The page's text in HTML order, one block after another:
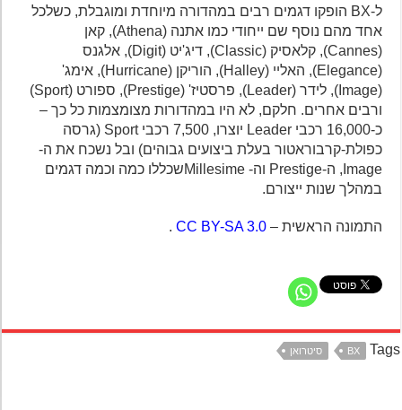
ל-BX הופקו דגמים רבים במהדורה מיוחדת ומוגבלת, כשלכל
אחד מהם נוסף שם ייחודי כמו אתנה (Athena), קאן
(Cannes), קלאסיק (Classic), דיג'יט (Digit), אלגנס
(Elegance), האליי (Halley), הוריקן (Hurricane), אימג'
(Image), לידר (Leader), פרסטיז' (Prestige), ספורט (Sport)
ורבים אחרים. חלקם, לא היו במהדורות מצומצמות כל כך –
כ-16,000 רכבי Leader יוצרו, 7,500 רכבי Sport (גרסה
כפולת-קרבוראטור בעלת ביצועים גבוהים) ובל נשכח את ה-
Image, ה-Prestige וה- Millesimeשכללו כמה וכמה דגמים
במהלך שנות ייצורם.
התמונה הראשית – CC BY-SA 3.0
.
סיטרואן